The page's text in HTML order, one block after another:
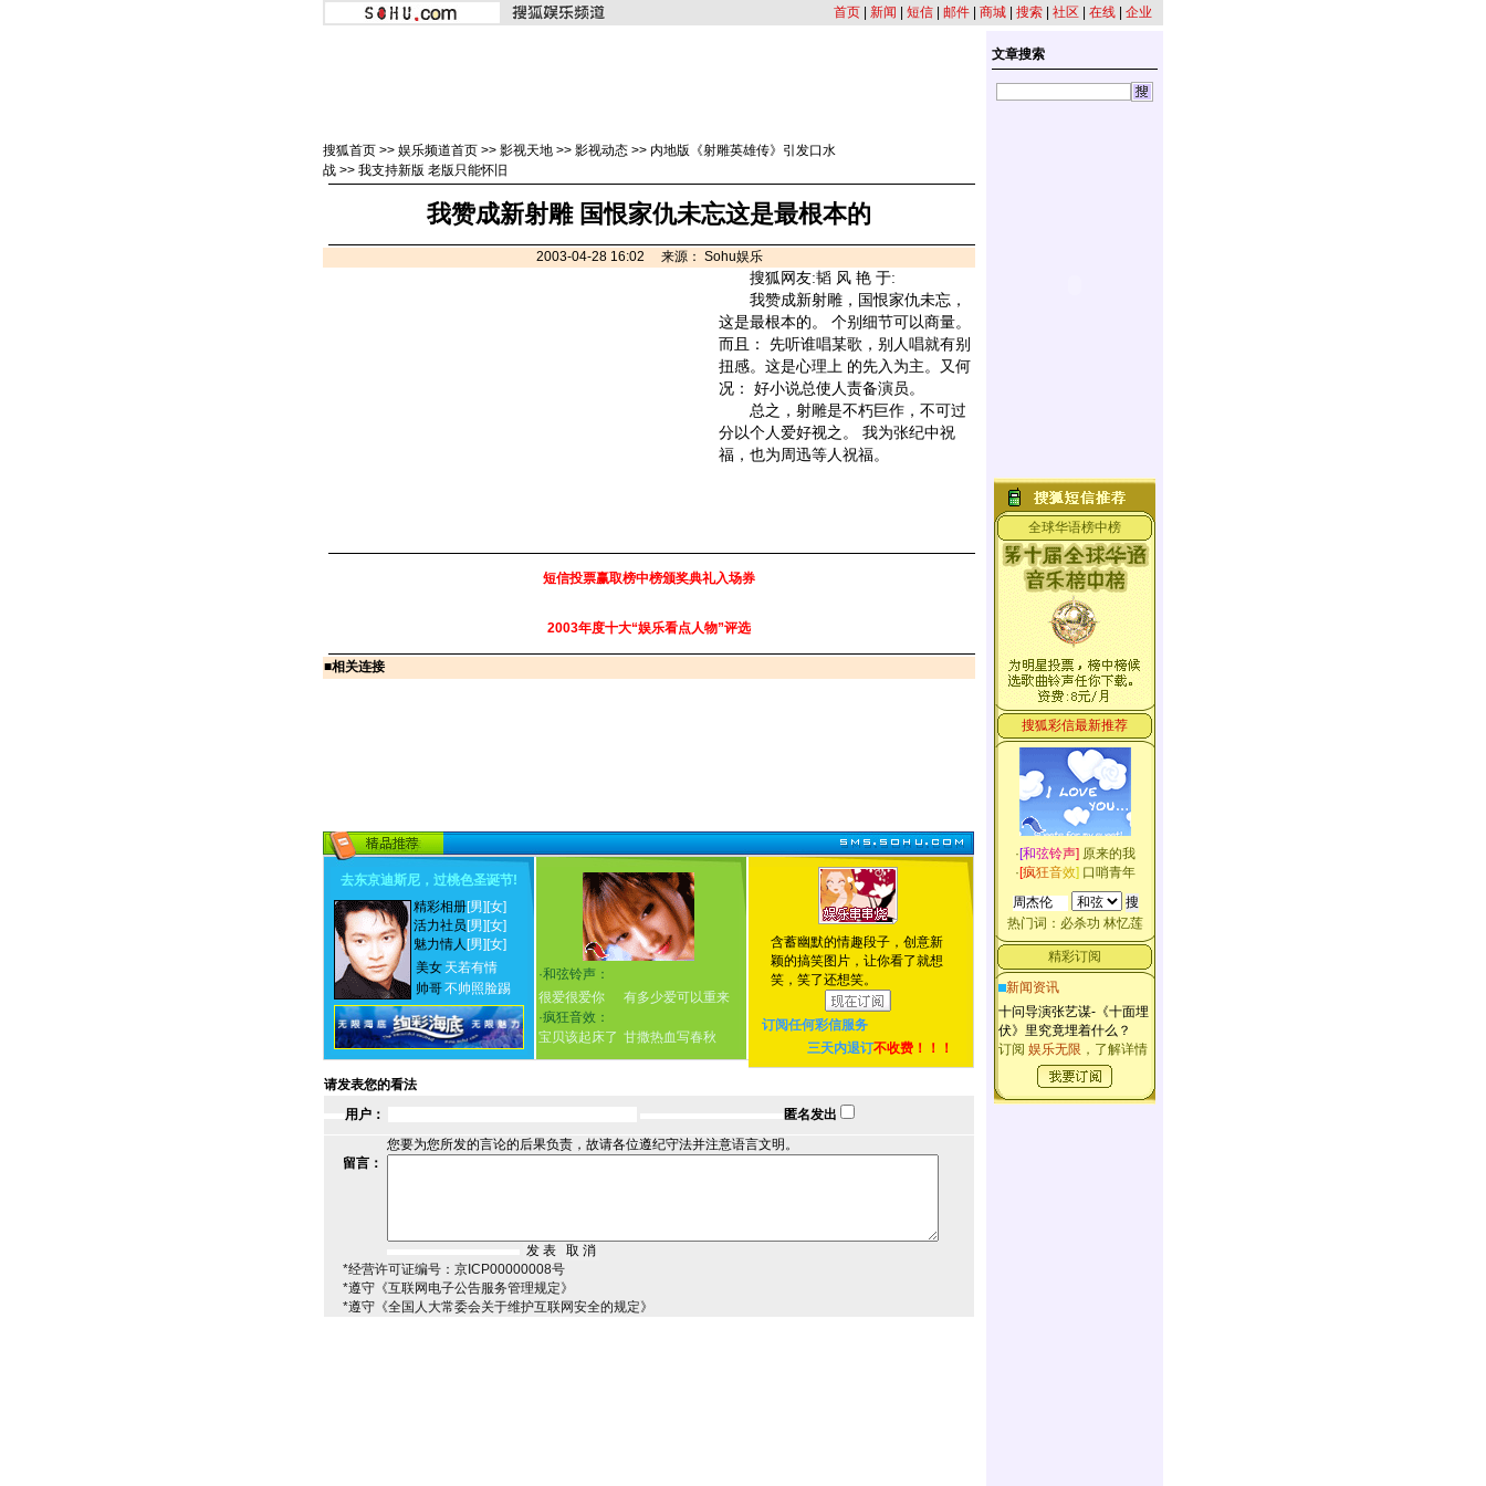
首页 新闻 短信 邮件 商城 搜索 社区 在线 企业
搜狐首页 >> 娱乐频道首页 >> 影视天地 >> 影视动态 >> 内地版《射雕英雄传》引发口水
战 >> 我支持新版 老版只能怀旧
我赞成新射雕 国恨家仇未忘这是最根本的
2003-04-28 16:02 来源： Sohu娱乐
搜狐网友:韬 风 艳 于:
我赞成新射雕，国恨家仇未忘，
这是最根本的。 个别细节可以商量。
而且： 先听谁唱某歌，别人唱就有别
扭感。这是心理上 的先入为主。又何
况： 好小说总使人责备演员。
总之，射雕是不朽巨作，不可过
分以个人爱好视之。 我为张纪中祝
福，也为周迅等人祝福。
短信投票赢取榜中榜颁奖典礼入场券
2003年度十大“娱乐看点人物”评选
■相关连接
去东京迪斯尼，过桃色圣诞节!
精彩相册[男] [女]
活力社员 [男] [女]
魅力情人 [男] [女]
美女 天若有情
帅哥不帅照脸踢
·和弦铃声：
很爱很爱你
有多少爱可以重来
·疯狂音效：
宝贝该起床了 甘撒热血写春秋
含蓄幽默的情趣段子，创意新
颖的搞笑图片，让你看了就想
笑，笑了还想笑。
订阅任何彩信服务
三天内退订不收费！！！
请发表您的看法
用户：
匿名发出
您要为您所发的言论的后果负责，故请各位遵纪守法并注意语言文明。
留言：
*经营许可证编号：京ICP00000008号
*遵守《互联网电子公告服务管理规定》
*遵守《全国人大常委会关于维护互联网安全的规定》
文章搜索
全球华语榜中榜
搜狐彩信最新推荐
·[和弦铃声] 原来的我
·[疯狂音效] 口哨青年
热门词： 必杀功 林忆莲
精彩订阅
新闻资讯
十问导演张艺谋-《十面埋
伏》里究竟埋着什么？
订阅 娱乐无限 ，了解详情